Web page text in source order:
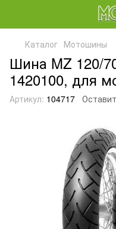
Каталог Мотошины
Шина MZ 120/
1420100, для
Артикул: 104717